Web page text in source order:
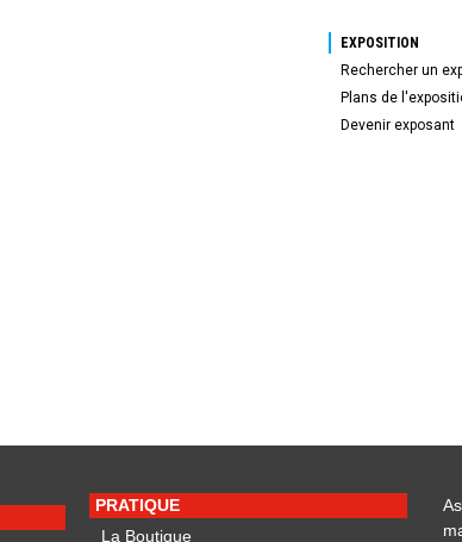
EXPOSITION
Rechercher un
Plans de
Devenir exposant
PRATIQUE
La Boutique